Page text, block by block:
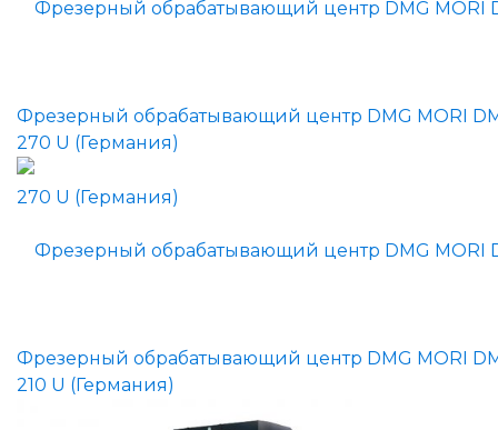
Фрезерный обрабатывающий центр DMG MORI
270 U (Германия)
Фрезерный обрабатывающий центр DMG MORI
210 U (Германия)